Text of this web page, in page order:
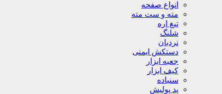
انواع صفحه
مته و ست مته
تیغ اره
شلنگ
نردبان
دستکش ایمنی
جعبه ابزار
کیف ابزار
سنباده
پد پولیش